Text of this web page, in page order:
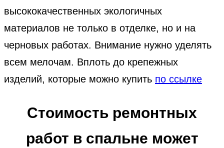
высококачественных экологичных
материалов не только в отделке, но и на
черновых работах. Внимание нужно уделять
всем мелочам. Вплоть до крепежных
изделий, которые можно купить по ссылке
Стоимость ремонтных
работ в спальне может